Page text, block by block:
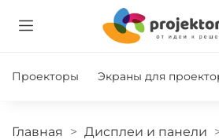
Проекторы Экраны для
Главная
Дисплеи и панели